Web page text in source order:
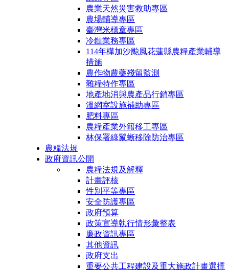
農業天然災害救助專區
農場輔導專區
臺灣米標章專區
冷鏈業務專區
114年樺加沙颱風花蓮縣農糧產業輔導
措施
農作物農藥殘留監測
雜糧特作專區
地產地消與農產品行銷專區
溫網室設施補助專區
肥料專區
農糧產業外籍移工專區
林保署綠鬣蜥移除防治專區
農糧法規
政府資訊公開
農糧法規及解釋
計畫評核
性別平等專區
安全防護專區
政府預算
政策宣導執行情形彙整表
廉政資訊專區
其他資訊
政府支出
重要公共工程建設及重大施政計畫選擇